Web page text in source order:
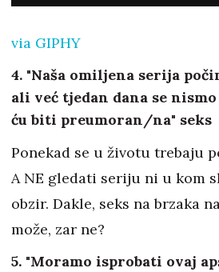
via GIPHY
4. "Naša omiljena serija
ali već tjedan dana se
ću biti preumoran/na" seks
Ponekad se u životu trebaju
A NE gledati seriju ni u kom
obzir. Dakle, seks na brzaka
može, zar ne?
5. "Moramo isprobati ovaj